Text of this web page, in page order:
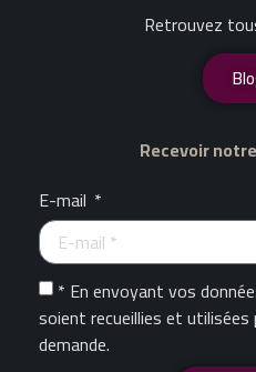
Retrouvez
Recevoir
E-mail
* En envoyant vos
soient recueillies et
demande.